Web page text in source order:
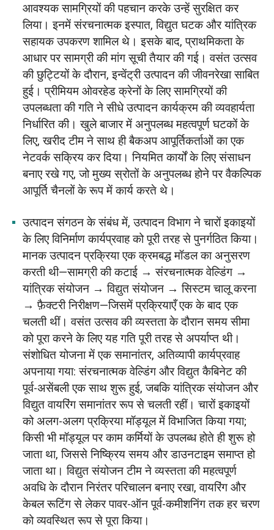
आवश्यक सामग्रियों की पहचान करके उन्हें सुरक्षित कर
लिया। इनमें संरचनात्मक इस्पात, विद्युत घटक और यांत्रिक
सहायक उपकरण शामिल थे। इसके बाद, प्राथमिकता के
आधार पर सामग्री की मांग सूची तैयार की गई। वसंत उत्सव
की छुट्टियों के दौरान, इन्वेंट्री उत्पादन की जीवनरेखा साबित
हुई। प्रीमियम ओवरहेड क्रेनों के लिए सामग्रियों की
उपलब्धता की गति ने सीधे उत्पादन कार्यक्रम की व्यवहार्यता
निर्धारित की। खुले बाजार में अनुपलब्ध महत्वपूर्ण घटकों के
लिए, खरीद टीम ने साथ ही बैकअप आपूर्तिकर्ताओं का एक
नेटवर्क सक्रिय कर दिया। नियमित कार्यों के लिए संसाधन
बनाए रखे गए, जो मुख्य स्रोतों के अनुपलब्ध होने पर वैकल्पिक
आपूर्ति चैनलों के रूप में कार्य करते थे।
उत्पादन संगठन के संबंध में, उत्पादन विभाग ने चारों इकाइयों
के लिए विनिर्माण कार्यप्रवाह को पूरी तरह से पुनर्गठित किया।
मानक उत्पादन प्रक्रिया एक क्रमबद्ध मॉडल का अनुसरण
करती थी—सामग्री की कटाई → संरचनात्मक वेल्डिंग →
यांत्रिक संयोजन → विद्युत संयोजन → सिस्टम चालू करना
→ फ़ैक्टरी निरीक्षण—जिसमें प्रक्रियाएँ एक के बाद एक
चलती थीं। वसंत उत्सव की व्यस्तता के दौरान समय सीमा
को पूरा करने के लिए यह गति पूरी तरह से अपर्याप्त थी।
संशोधित योजना में एक समानांतर, अतिव्यापी कार्यप्रवाह
अपनाया गया: संरचनात्मक वेल्डिंग और विद्युत कैबिनेट की
पूर्व-असेंबली एक साथ शुरू हुई, जबकि यांत्रिक संयोजन और
विद्युत वायरिंग समानांतर रूप से चलती रहीं। चारों इकाइयों
को अलग-अलग प्रक्रिया मॉड्यूल में विभाजित किया गया;
किसी भी मॉड्यूल पर काम कर्मियों के उपलब्ध होते ही शुरू हो
जाता था, जिससे निष्क्रिय समय और डाउनटाइम समाप्त हो
जाता था। विद्युत संयोजन टीम ने व्यस्तता की महत्वपूर्ण
अवधि के दौरान निरंतर परिचालन बनाए रखा, वायरिंग और
केबल रूटिंग से लेकर पावर-ऑन पूर्व-कमीशनिंग तक हर चरण
को व्यवस्थित रूप से पूरा किया।